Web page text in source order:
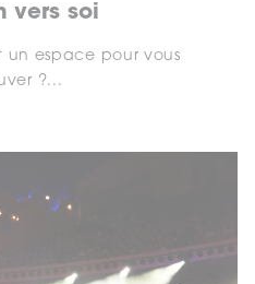
vers soi
un espace pour vous
?...